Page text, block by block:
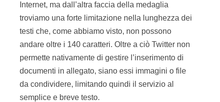
Internet, ma dall’altra faccia della medaglia
troviamo una forte limitazione nella lunghezza dei
testi che, come abbiamo visto, non possono
andare oltre i 140 caratteri. Oltre a ciò Twitter non
permette nativamente di gestire l’inserimento di
documenti in allegato, siano essi immagini o file
da condividere, limitando quindi il servizio al
semplice e breve testo.